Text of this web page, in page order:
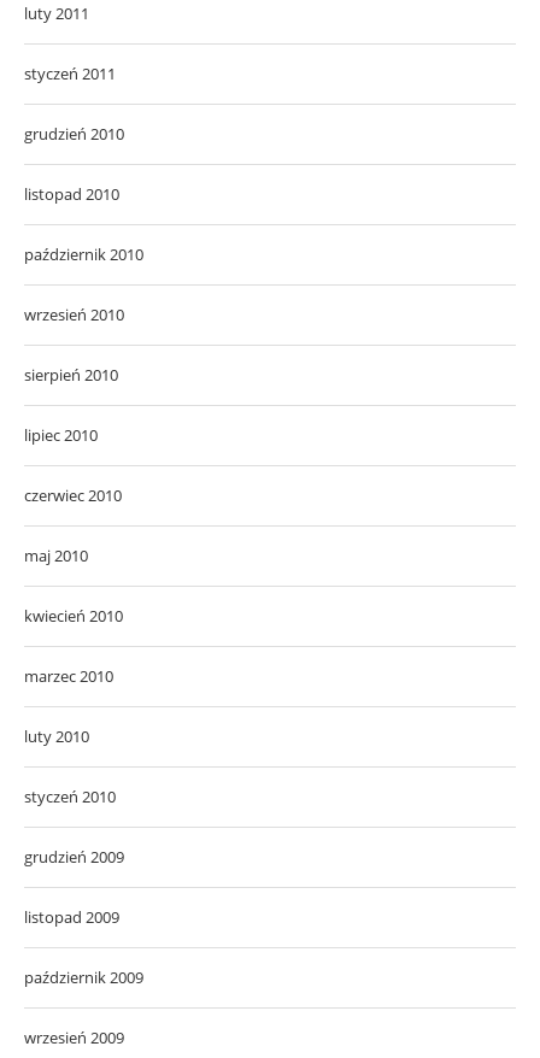
luty 2011
styczeń 2011
grudzień 2010
listopad 2010
październik 2010
wrzesień 2010
sierpień 2010
lipiec 2010
czerwiec 2010
maj 2010
kwiecień 2010
marzec 2010
luty 2010
styczeń 2010
grudzień 2009
listopad 2009
październik 2009
wrzesień 2009